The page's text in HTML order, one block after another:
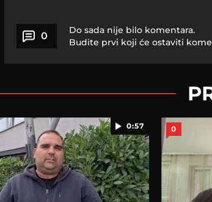
0
Do sada nije bilo komentara.
Budite prvi koji će ostaviti
0:57 0